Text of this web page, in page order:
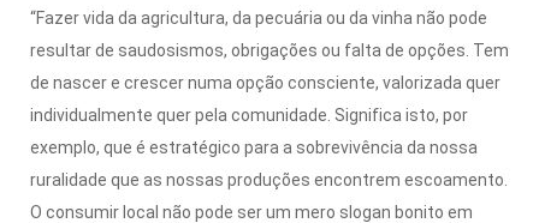
“Fazer vida da agricultura, da pecuária ou da vinha não pode
resultar de saudosismos, obrigações ou falta de opções. Tem
de nascer e crescer numa opção consciente, valorizada quer
individualmente quer pela comunidade. Significa isto, por
exemplo, que é estratégico para a sobrevivência da nossa
ruralidade que as nossas produções encontrem escoamento.
O consumir local não pode ser um mero slogan bonito em